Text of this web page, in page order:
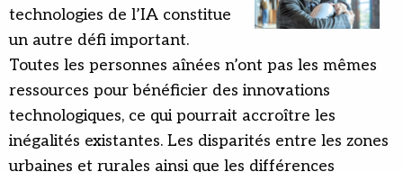
technologies de l’IA constitue
un autre défi important.
Toutes les personnes aînées n’ont pas les mêmes
ressources pour bénéficier des innovations
technologiques, ce qui pourrait accroître les
inégalités existantes. Les disparités entre les zones
urbaines et rurales ainsi que les différences